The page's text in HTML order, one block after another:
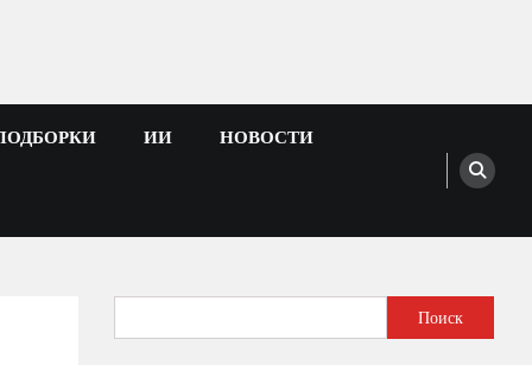
ИИ НОВОСТИ
Поиск